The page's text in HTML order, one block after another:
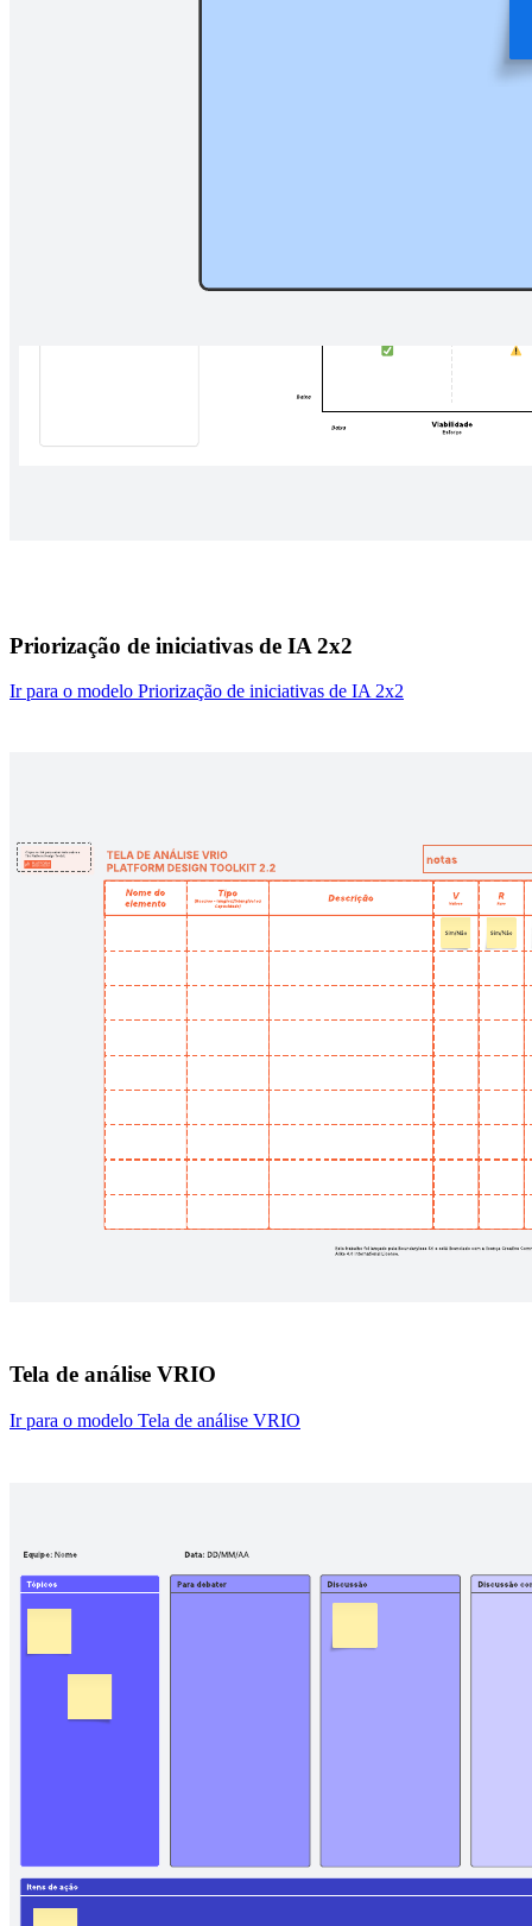
Priorização de iniciativas de IA 2x2
Ir para o modelo Priorização de iniciativas de IA 2x2
Tela de análise VRIO
Ir para o modelo Tela de análise VRIO